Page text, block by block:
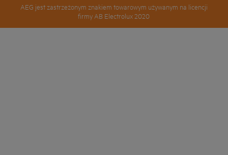
AEG jest zastrzeżonym znakiem towarowym używanym na licencji
firmy AB Electrolux 2020